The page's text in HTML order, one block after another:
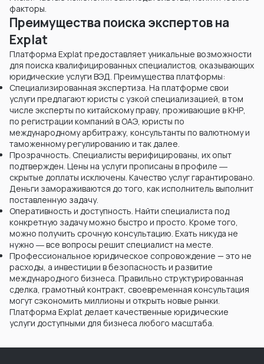
факторы.
Преимущества поиска экспертов на
Explat
Платформа Explat предоставляет уникальные возможности
для поиска квалифицированных специалистов, оказывающих
юридические услуги ВЭД. Преимущества платформы:
Специализированная экспертиза. На платформе свои
услуги предлагают юристы с узкой специализацией, в том
числе эксперты по китайскому праву, проживающие в КНР,
по регистрации компаний в ОАЭ, юристы по
международному арбитражу, консультанты по валютному и
таможенному регулированию и так далее.
Прозрачность. Специалисты верифицированы, их опыт
подтвержден. Цены на услуги прописаны в профиле ―
скрытые доплаты исключены. Качество услуг гарантировано.
Деньги замораживаются до того, как исполнитель выполнит
поставленную задачу.
Оперативность и доступность. Найти специалиста под
конкретную задачу можно быстро и просто. Кроме того,
можно получить срочную консультацию. Ехать никуда не
нужно ― все вопросы решит специалист на месте.
Профессиональное юридическое сопровождение — это не
расходы, а инвестиции в безопасность и развитие
международного бизнеса. Правильно структурированная
сделка, грамотный контракт, своевременная консультация
могут сэкономить миллионы и открыть новые рынки.
Платформа Explat делает качественные юридические
услуги доступными для бизнеса любого масштаба.